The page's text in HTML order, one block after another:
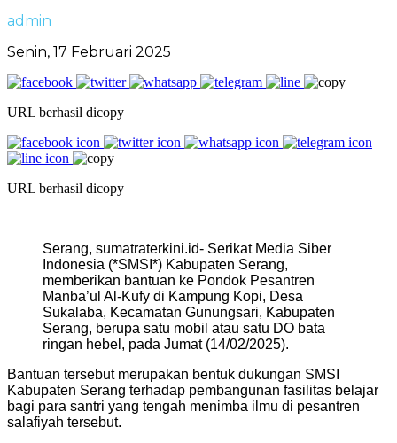
admin
Senin, 17 Februari 2025
URL berhasil dicopy
URL berhasil dicopy
Serang, sumatraterkini.id- Serikat Media Siber
Indonesia (*SMSI*) Kabupaten Serang,
memberikan bantuan ke Pondok Pesantren
Manba’ul Al-Kufy di Kampung Kopi, Desa
Sukalaba, Kecamatan Gunungsari, Kabupaten
Serang, berupa satu mobil atau satu DO bata
ringan hebel, pada Jumat (14/02/2025).
Bantuan tersebut merupakan bentuk dukungan SMSI
Kabupaten Serang terhadap pembangunan fasilitas belajar
bagi para santri yang tengah menimba ilmu di pesantren
salafiyah tersebut.